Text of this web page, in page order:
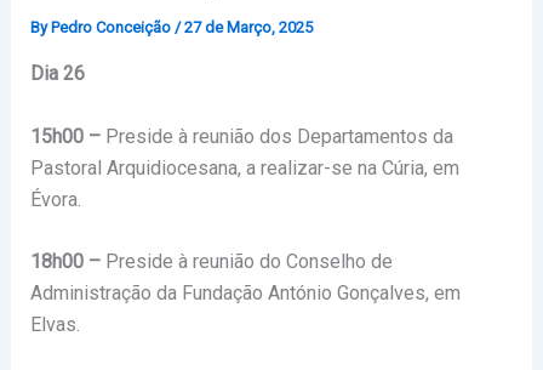
By Pedro Conceição /27 de Março, 2025
Dia 26
15h00 –Preside à reunião dos Departamentos da
Pastoral Arquidiocesana, a realizar-se na Cúria, em
Évora.
18h00 –Preside à reunião do Conselho de
Administração da Fundação António Gonçalves, em
Elvas.